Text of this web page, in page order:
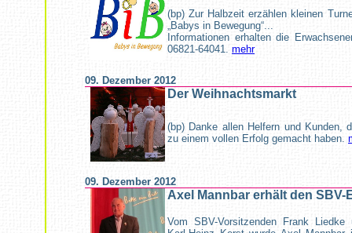
(bp) Zur Halbzeit erzählen kleinen
„Babys in Bewegung“...
Informationen erhalten die
06821-64041. mehr
09. Dezember 2012
Der Weihnachtsmarkt
(bp) Danke allen Helfern und Kunden,
zu einem vollen Erfolg gemacht haben.
09. Dezember 2012
Axel Mannbar erhält den SBV-
Vom SBV-Vorsitzenden Frank Liedke